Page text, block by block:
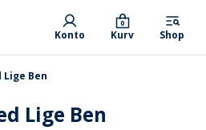
Konto Kurv
0
Shop
Lige Ben
Lige Ben